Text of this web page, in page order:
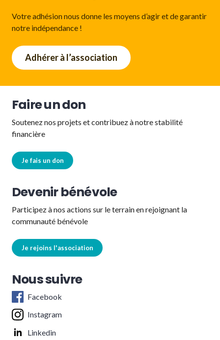
Votre adhésion nous donne les moyens d’agir et de garantir
notre indépendance !
Adhérer à l’association
Faire un don
Soutenez nos projets et contribuez à notre stabilité
financière
Je fais un don
Devenir bénévole
Participez à nos actions sur le terrain en rejoignant la
communauté bénévole
Je rejoins l'association
Nous suivre
Facebook
Instagram
Linkedin